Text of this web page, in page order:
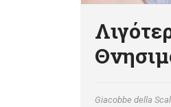
Giacobbe della